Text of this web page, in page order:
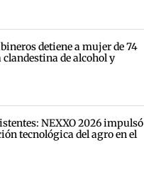
detiene a mujer de 74
clandestina de alcohol y
NEXXO 2026 impulsó
tecnológica del agro en el